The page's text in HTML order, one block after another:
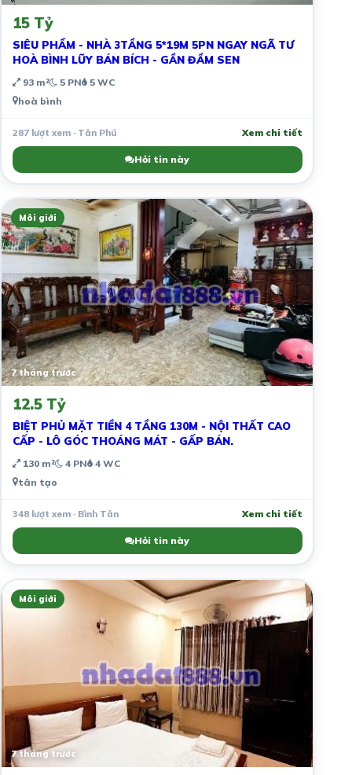
15 Tỷ
SIÊU PHẨM - NHÀ 3TẦNG 5*19M 5PN NGAY NGÃ TƯ
HOÀ BÌNH LŨY BÁN BÍCH - GẦN ĐẦM SEN
93 m² 5 PN 5 WC
hoà bình
287 lượt xem · Tân Phú Xem chi tiết
Hỏi tin này
Môi giới
7 tháng trước
12.5 Tỷ
BIỆT PHỦ MẶT TIỀN 4 TẦNG 130M - NỘI THẤT CAO
CẤP - LÔ GÓC THOÁNG MÁT - GẤP BÁN.
130 m² 4 PN 4 WC
tân tạo
348 lượt xem · Bình Tân Xem chi tiết
Hỏi tin này
Môi giới
7 tháng trước